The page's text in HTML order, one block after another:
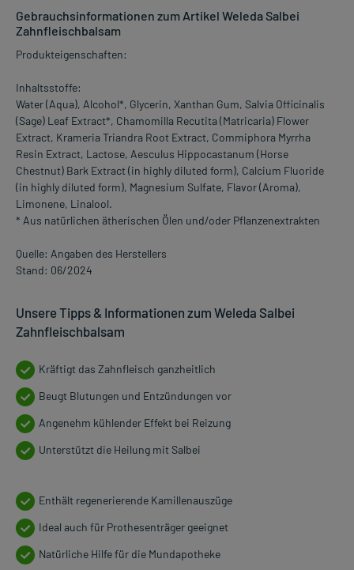
Gebrauchsinformationen zum Artikel Weleda Salbei
Zahnfleischbalsam
Produkteigenschaften:
Inhaltsstoffe:
Water (Aqua), Alcohol*, Glycerin, Xanthan Gum, Salvia Officinalis
(Sage) Leaf Extract*, Chamomilla Recutita (Matricaria) Flower
Extract, Krameria Triandra Root Extract, Commiphora Myrrha
Resin Extract, Lactose, Aesculus Hippocastanum (Horse
Chestnut) Bark Extract (in highly diluted form), Calcium Fluoride
(in highly diluted form), Magnesium Sulfate, Flavor (Aroma),
Limonene, Linalool.
* Aus natürlichen ätherischen Ölen und/oder Pflanzenextrakten
Quelle: Angaben des Herstellers
Stand: 06/2024
Unsere Tipps & Informationen zum Weleda Salbei
Zahnfleischbalsam
Kräftigt das Zahnfleisch ganzheitlich
Beugt Blutungen und Entzündungen vor
Angenehm kühlender Effekt bei Reizung
Unterstützt die Heilung mit Salbei
Enthält regenerierende Kamillenauszüge
Ideal auch für Prothesenträger geeignet
Natürliche Hilfe für die Mundapotheke